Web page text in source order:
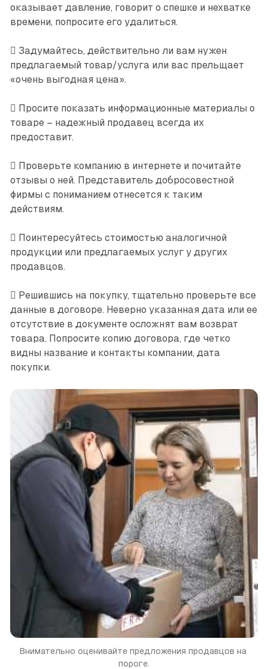
оказывает давление, говорит о спешке и нехватке
времени, попросите его удалиться.
 Задумайтесь, действительно ли вам нужен
предлагаемый товар/услуга или вас прельщает
«очень выгодная цена».
 Просите показать информационные материалы о
товаре – надежный продавец всегда их
предоставит.
 Проверьте компанию в интернете и почитайте
отзывы о ней. Представитель добросовестной
фирмы с пониманием отнесется к таким
действиям.
 Поинтересуйтесь стоимостью аналогичной
продукции или предлагаемых услуг у других
продавцов.
 Решившись на покупку, тщательно проверьте все
данные в договоре. Неверно указанная дата или ее
отсутствие в документе осложнят вам возврат
товара. Попросите копию договора, где четко
видны название и контакты компании, дата
покупки.
Внимательно оценивайте предложения продавцов на
пороге.